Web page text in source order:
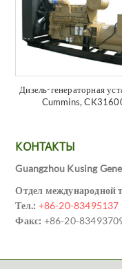
Дизель-генераторная
Cummins,
КОНТАКТЫ
Guangzhou Kusing
Отдел международной
Тел.: +86-20-83495137
Факс: +86-20-